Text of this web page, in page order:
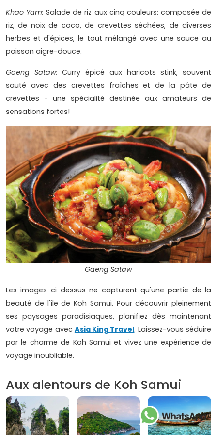
Khao Yam: Salade de riz aux cinq couleurs: composée de
riz, de noix de coco, de crevettes séchées, de diverses
herbes et d'épices, le tout mélangé avec une sauce au
poisson aigre-douce.
Gaeng Sataw: Curry épicé aux haricots stink, souvent
sauté avec des crevettes fraîches et de la pâte de
crevettes - une spécialité destinée aux amateurs de
sensations fortes!
Gaeng Sataw
Les images ci-dessus ne capturent qu'une partie de la
beauté de l'île de Koh Samui. Pour découvrir pleinement
ses paysages paradisiaques, planifiez dès maintenant
votre voyage avec Asia King Travel. Laissez-vous séduire
par le charme de Koh Samui et vivez une expérience de
voyage inoubliable.
Aux alentours de Koh Samui